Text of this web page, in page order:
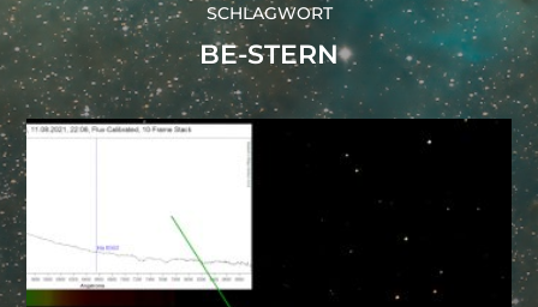
SCHLAGWORT
BE-STERN